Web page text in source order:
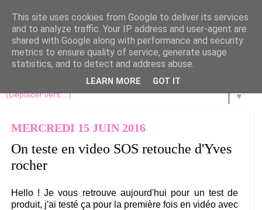
▼
MERCREDI 15 JUIN 2016
On teste en video SOS retouche d'Yves
rocher
Hello ! Je vous retrouve aujourd'hui pour un test de
produit, j'ai testé ça pour la première fois en vidéo avec
This site uses cookies from Google to deliver its services
and to analyze traffic. Your IP address and user-agent are
shared with Google along with performance and security
metrics to ensure quality of service, generate usage
statistics, and to detect and address abuse.
LEARN MORE GOT IT